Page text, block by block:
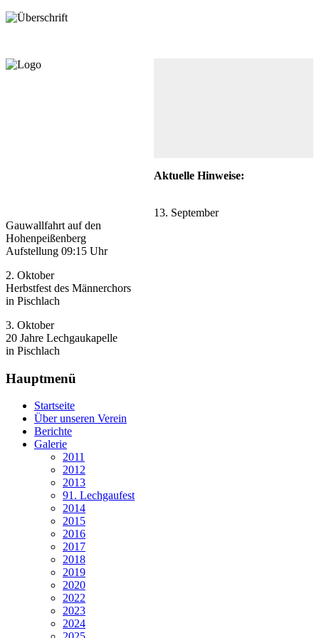
Aktuelle Hinweise:
13. September
Gauwallfahrt auf den
Hohenpeißenberg
Aufstellung 09:15 Uhr
2. Oktober
Herbstfest des Männerchors
in Pischlach
3. Oktober
20 Jahre Lechgaukapelle
in Pischlach
Hauptmenü
Startseite
Über unseren Verein
Berichte
Galerie
2011
2012
2013
91. Lechgaufest
2014
2015
2016
2017
2018
2019
2020
2022
2023
2024